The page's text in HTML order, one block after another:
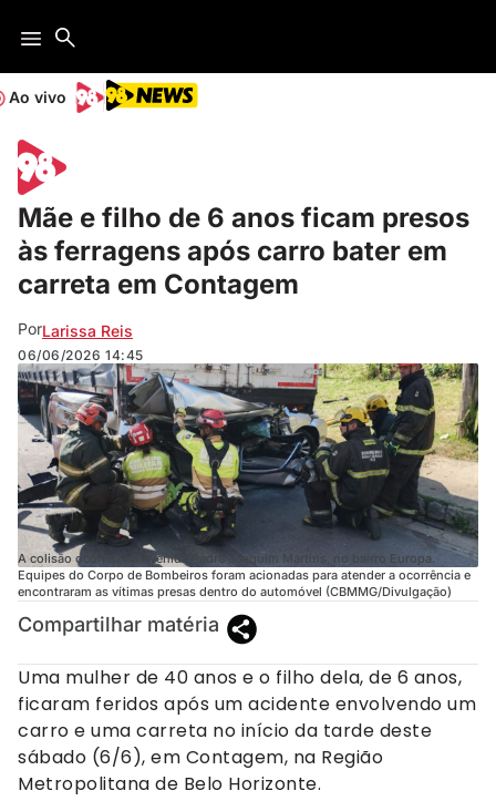
Ao vivo
Mãe e filho de 6 anos ficam presos
às ferragens após carro bater em
carreta em Contagem
PorLarissa Reis
06/06/2026 14:45
A colisão ocorreu na Avenida Padre Joaquim Martins, no bairro Europa.
Equipes do Corpo de Bombeiros foram acionadas para atender a ocorrência e
encontraram as vítimas presas dentro do automóvel (CBMMG/Divulgação)
Compartilhar matéria
Uma mulher de 40 anos e o filho dela, de 6 anos,
ficaram feridos após um acidente envolvendo um
carro e uma carreta no início da tarde deste
sábado (6/6), em Contagem, na Região
Metropolitana de Belo Horizonte.